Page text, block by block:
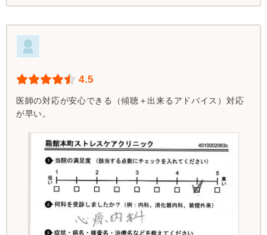
4.5
医師の対応が安心できる（傾聴＋出来るアドバイス）対応
が早い。